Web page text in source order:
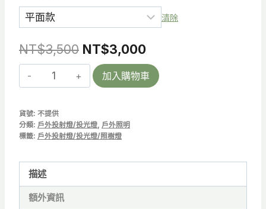
清除
NT$3,500 原
始
價
NT$3,500。
NT$3,000目
前
價
Lotus
M
戶
外
射
燈
18W
加入購物車
貨號: 不提供
分類: 戶外投射燈/投光燈, 戶外照明
標籤: 戶外投射燈/投光燈/照樹燈
描述
額外資訊